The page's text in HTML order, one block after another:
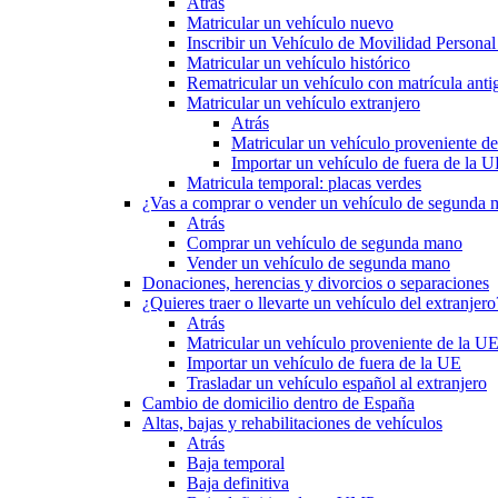
Matricular un vehículo nuevo
Inscribir un Vehículo de Movilidad
Matricular un vehículo histórico
Rematricular un vehículo con matrícula
Matricular un vehículo extranjero
Atrás
Matricular un vehículo proveniente
Importar un vehículo de fuera de la
Matricula temporal: placas verdes
¿Vas a comprar o vender un vehículo de segunda
Atrás
Comprar un vehículo de segunda mano
Vender un vehículo de segunda mano
Donaciones, herencias y divorcios o separaciones
¿Quieres traer o llevarte un vehículo del
Atrás
Matricular un vehículo proveniente de la UE
Importar un vehículo de fuera de la UE
Trasladar un vehículo español al extranjero
Cambio de domicilio dentro de España
Altas, bajas y rehabilitaciones de vehículos
Atrás
Baja temporal
Baja definitiva